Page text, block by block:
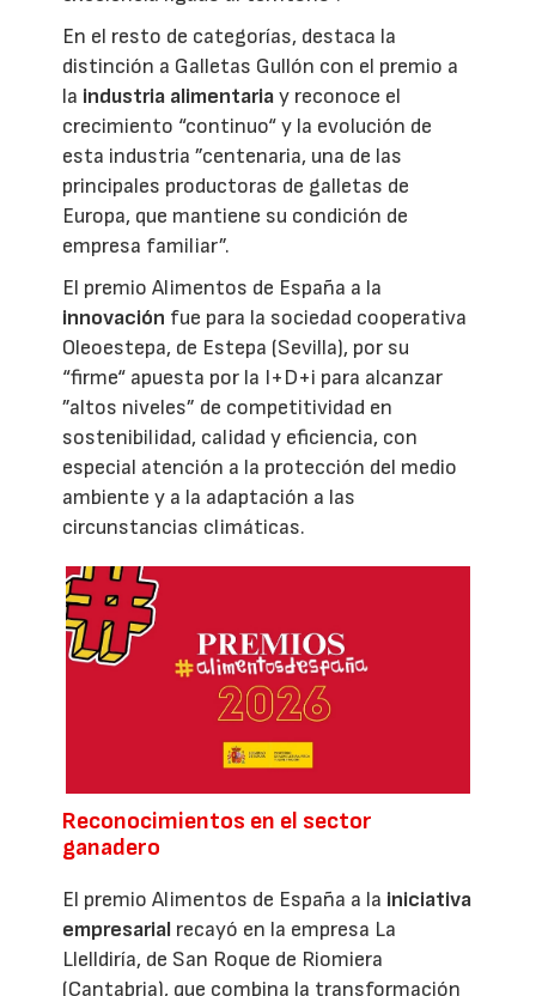
En el resto de categorías, destaca la
distinción a Galletas Gullón con el premio a
la industria alimentariay reconoce el
crecimiento “continuo“ y la evolución de
esta industria ”centenaria, una de las
principales productoras de galletas de
Europa, que mantiene su condición de
empresa familiar”.
El premio Alimentos de España a la
innovación fue para la sociedad cooperativa
Oleoestepa, de Estepa (Sevilla), por su
“firme“ apuesta por la I+D+i para alcanzar
”altos niveles” de competitividad en
sostenibilidad, calidad y eficiencia, con
especial atención a la protección del medio
ambiente y a la adaptación a las
circunstancias climáticas.
Reconocimientos en el sector
ganadero
El premio Alimentos de España a la iniciativa
empresarial recayó en la empresa La
Llelldiría, de San Roque de Riomiera
(Cantabria), que combina la transformación